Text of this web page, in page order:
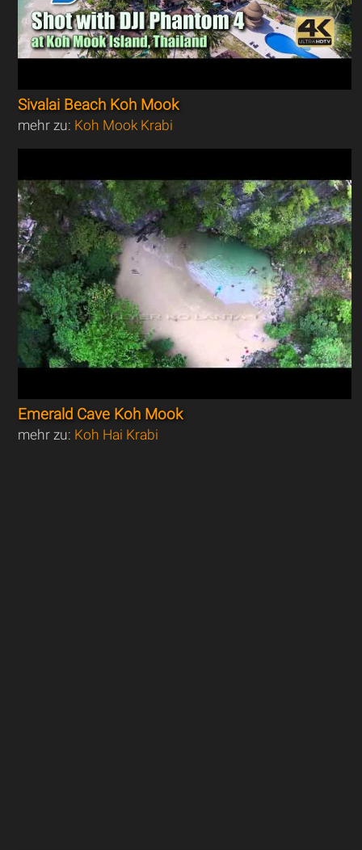
Sivalai Beach Koh Mook
mehr zu: Koh Mook Krabi
Emerald Cave Koh Mook
mehr zu: Koh Hai Krabi